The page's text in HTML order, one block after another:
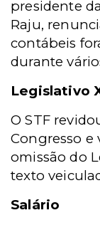
presidente
Raju,
contábeis
durante
Legislativo
O STF
Congresso e
omissão do
texto
Salário